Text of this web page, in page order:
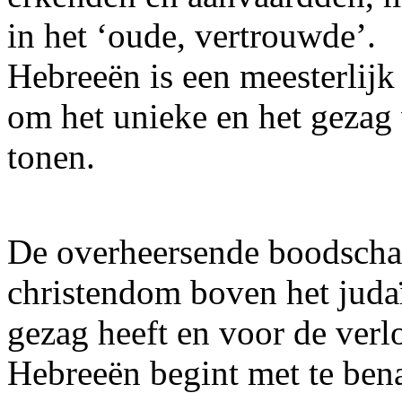
in het ‘oude, vertrouwde’.
Hebreeën is een
om het unieke en het
tonen.
De overheersende
christendom boven het
gezag heeft en voor de
Hebreeën begint met te